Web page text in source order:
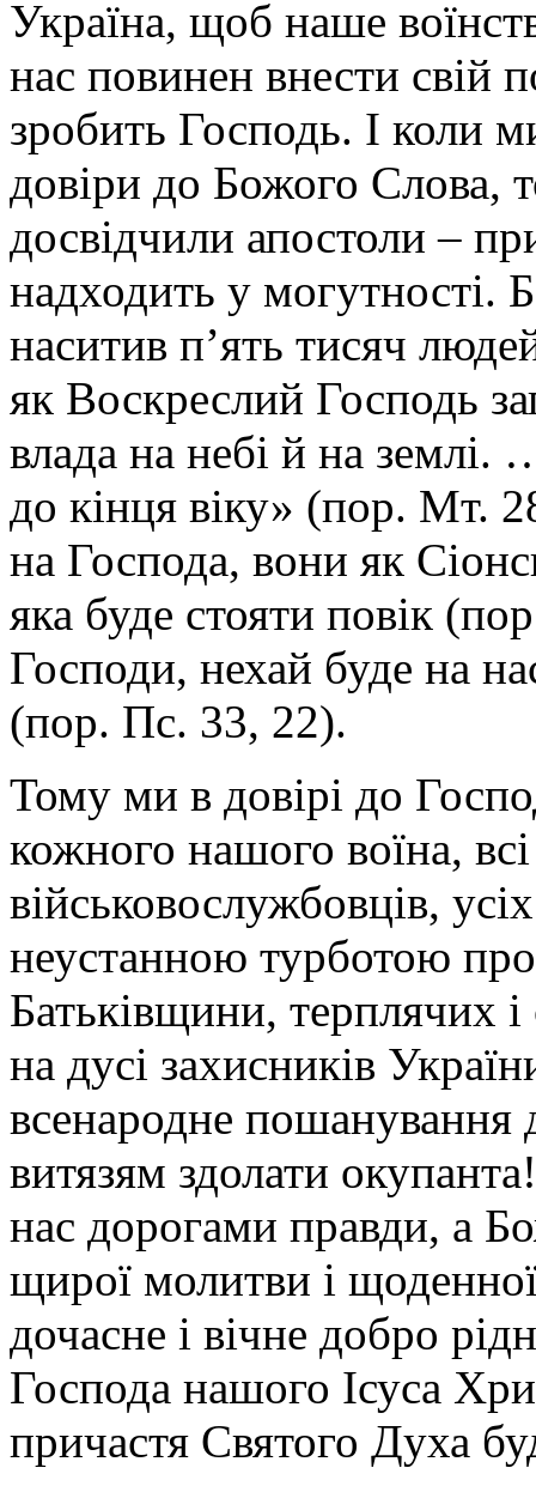
Україна, щоб наше
нас повинен внести свій
зробить Господь. І коли
довіри до Божого Слова,
досвідчили апостоли –
надходить у могутності.
наситив п’ять тисяч
як Воскреслий Господь
влада на небі й на
до кінця віку» (пор. Мт.
на Господа, вони як
яка буде стояти повік
Господи, нехай буде на
(пор. Пс. 33, 22).
Тому ми в довірі до
кожного нашого воїна,
військовослужбовців,
неустанною турботою
Батьківщини, терплячих
на дусі захисників
всенародне пошанування
витязям здолати
нас дорогами правди, а
щирої молитви і
дочасне і вічне добро
Господа нашого Ісуса
причастя Святого Духа